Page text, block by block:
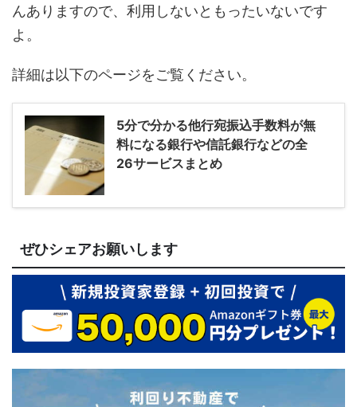
んありますので、利用しないともったいないです
よ。
詳細は以下のページをご覧ください。
5分で分かる他行宛振込手数料が無
料になる銀行や信託銀行などの全
26サービスまとめ
ぜひシェアお願いします